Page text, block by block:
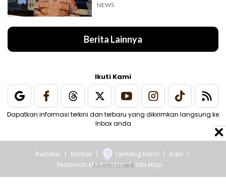
NEWS
Berita Lainnya
Ikuti Kami
Dapatkan informasi terkini dan terbaru yang dikirimkan langsung ke
Inbox anda
Redaksi Kontak Tentang Kami
Karir
Pedoman Media Siber
Site Map